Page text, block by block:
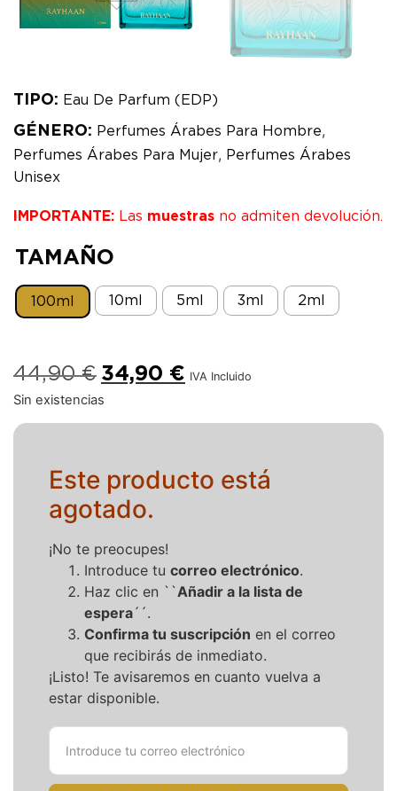
TIPO: Eau De Parfum (EDP)
GÉNERO: Perfumes Árabes Para Hombre,
Perfumes Árabes Para Mujer, Perfumes Árabes
Unisex
IMPORTANTE: Las muestras no admiten devolución.
TAMAÑO
100ml 10ml 5ml 3ml 2ml
44,90€ 34,90 € IVA Incluido
Sin existencias
Este producto está
agotado.
¡No te preocupes!
Introduce tu correo electrónico.
Haz clic en `` Añadir a la lista de
espera´´.
Confirma tu suscripción en el correo
que recibirás de inmediato.
¡Listo! Te avisaremos en cuanto vuelva a
estar disponible.